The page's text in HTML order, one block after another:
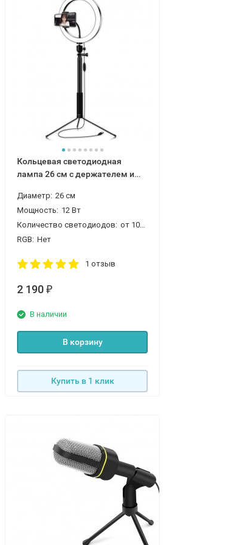
Кольцевая светодиодная
лампа 26 см с держателем и
Диаметр: 26 см
Мощность: 12 Вт
Количество светодиодов: от 100 до 200
RGB: Нет
1 отзыв
2 190 ₽
В наличии
В корзину
Купить в 1 клик